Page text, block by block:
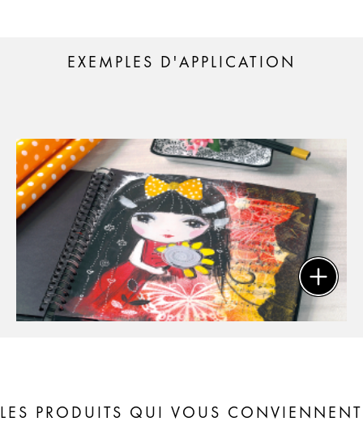
EXEMPLES D'APPLICATION
LES PRODUITS QUI VOUS CONVIENNENT